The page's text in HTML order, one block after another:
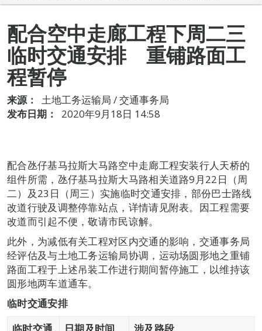
配合空中走廊工程下周二三
临时交通安排 重铺路面工
程暂停
来源：
土地工务运输局 / 交通事务局
发布日期：
2020年9月18日 14:58
配合氹仔基马拉斯大马路空中走廊工程安装行人天桥的
组件所需，氹仔基马拉斯大马路相关道路9月22日（周
二）及23日（周三）实施临时交通安排，部份巴士路线
改道行驶及调整停靠站点，详情请见附表。因工程需要
改道而引起不便，敬请市民谅解。
此外，为减低有关工程对区内交通的影响，交通事务局
经评估及与土地工务运输局协调，运动场圆形地之重铺
路面工程于上述吊装工作进行期间暂停施工，以维持该
圆形地两车道通车。
临时交通安排